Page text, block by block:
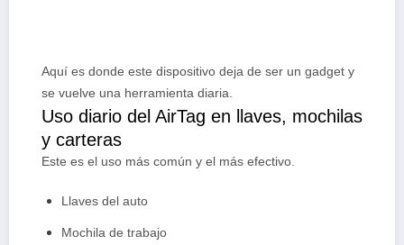
Aquí es donde este dispositivo deja de ser un gadget y
se vuelve una herramienta diaria.
Uso diario del AirTag en llaves, mochilas
y carteras
Este es el uso más común y el más efectivo.
Llaves del auto
Mochila de trabajo